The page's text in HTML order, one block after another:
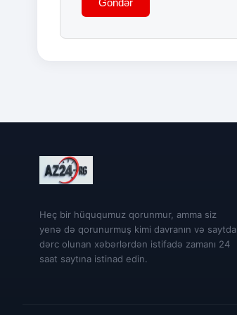
Göndər
Heç bir hüququmuz qorunmur, amma siz
yenə də qorunurmuş kimi davranın və saytda
dərc olunan xəbərlərdən istifadə zamanı 24
saat saytına istinad edin.